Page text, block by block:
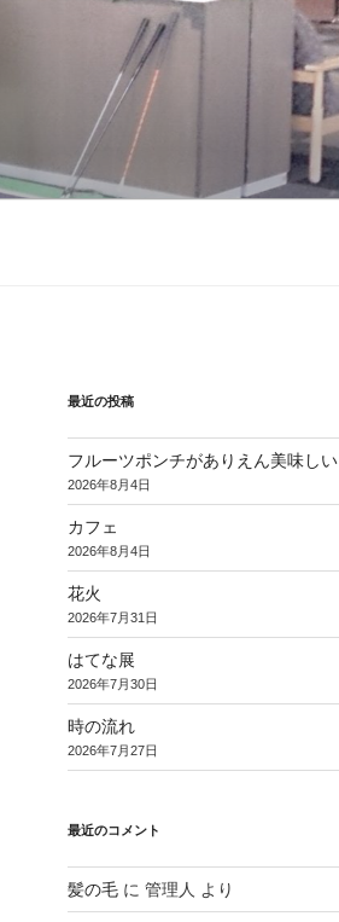
最近の投稿
フルーツポンチがありえん美味しい
2026年8月4日
カフェ
2026年8月4日
花火
2026年7月31日
はてな展
2026年7月30日
時の流れ
2026年7月27日
最近のコメント
髪の毛に 管理人 より